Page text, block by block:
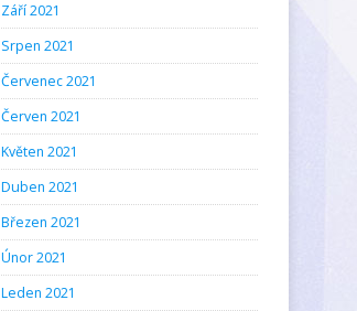
Září 2021
Srpen 2021
Červenec 2021
Červen 2021
Květen 2021
Duben 2021
Březen 2021
Únor 2021
Leden 2021